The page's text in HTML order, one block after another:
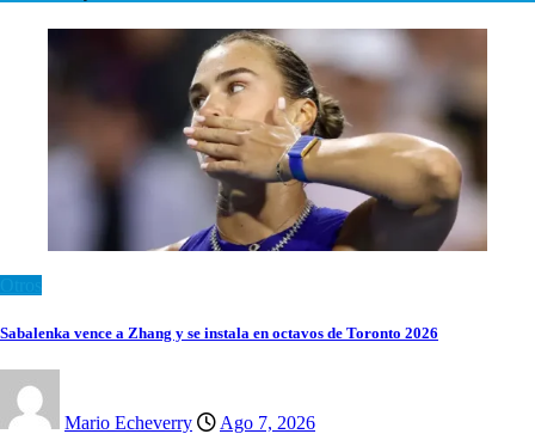
Sabalenka vence a Zhang y se instala en octavos de Toronto 2026
Mario Echeverry Ago 7, 2026